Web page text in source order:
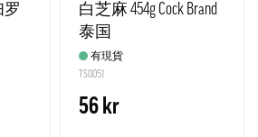
罗
白芝麻 454g Cock Brand
泰国
有現貨
TS0051
56 kr